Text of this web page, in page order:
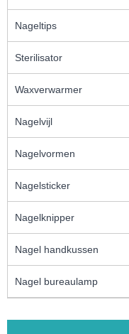
Nageltips
Sterilisator
Waxverwarmer
Nagelvijl
Nagelvormen
Nagelsticker
Nagelknipper
Nagel handkussen
Nagel bureaulamp